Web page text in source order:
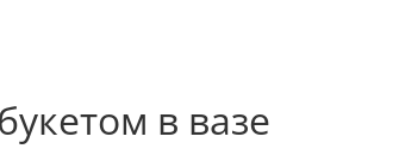
в вазе